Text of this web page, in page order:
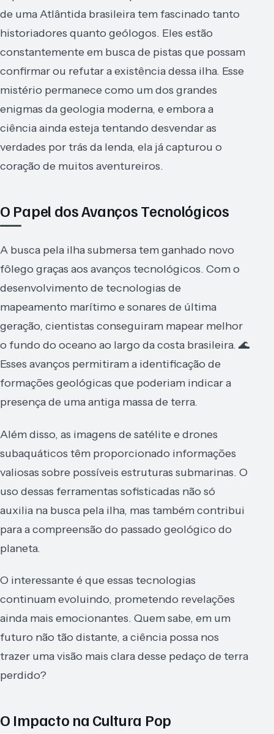
de uma Atlântida brasileira tem fascinado tanto
historiadores quanto geólogos. Eles estão
constantemente em busca de pistas que possam
confirmar ou refutar a existência dessa ilha. Esse
mistério permanece como um dos grandes
enigmas da geologia moderna, e embora a
ciência ainda esteja tentando desvendar as
verdades por trás da lenda, ela já capturou o
coração de muitos aventureiros.
O Papel dos Avanços Tecnológicos
A busca pela ilha submersa tem ganhado novo
fôlego graças aos avanços tecnológicos. Com o
desenvolvimento de tecnologias de
mapeamento marítimo e sonares de última
geração, cientistas conseguiram mapear melhor
o fundo do oceano ao largo da costa brasileira. 🌊
Esses avanços permitiram a identificação de
formações geológicas que poderiam indicar a
presença de uma antiga massa de terra.
Além disso, as imagens de satélite e drones
subaquáticos têm proporcionado informações
valiosas sobre possíveis estruturas submarinas. O
uso dessas ferramentas sofisticadas não só
auxilia na busca pela ilha, mas também contribui
para a compreensão do passado geológico do
planeta.
O interessante é que essas tecnologias
continuam evoluindo, prometendo revelações
ainda mais emocionantes. Quem sabe, em um
futuro não tão distante, a ciência possa nos
trazer uma visão mais clara desse pedaço de terra
perdido?
O Impacto na Cultura Pop